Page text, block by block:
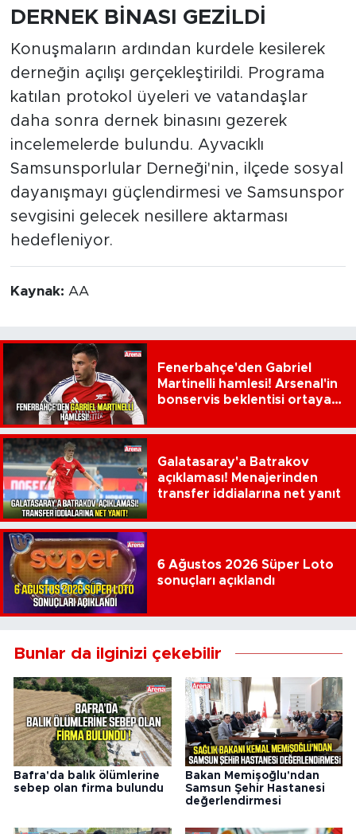
DERNEK BİNASI GEZİLDİ
Konuşmaların ardından kurdele kesilerek
derneğin açılışı gerçekleştirildi. Programa
katılan protokol üyeleri ve vatandaşlar
daha sonra dernek binasını gezerek
incelemelerde bulundu. Ayvacıklı
Samsunsporlular Derneği'nin, ilçede sosyal
dayanışmayı güçlendirmesi ve Samsunspor
sevgisini gelecek nesillere aktarması
hedefleniyor.
Kaynak: AA
Fenerbahçe'den Gabriel
Martinelli hamlesi! Arsenal'in
bonservis beklentisi ortaya
Galatasaray'a Batrakov
açıklaması! Menajerinden
transfer iddialarına net yanıt
6 Ağustos 2026 Süper Loto
sonuçları açıklandı
Bunlar da ilginizi çekebilir
Bafra'da balık ölümlerine
sebep olan firma bulundu
Bakan Memişoğlu'ndan
Samsun Şehir Hastanesi
değerlendirmesi